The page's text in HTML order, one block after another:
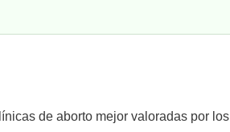
de aborto mejor valoradas por los